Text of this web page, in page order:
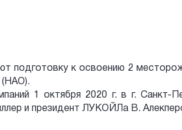
подготовку к освоению 2
(НАО).
1 октября 2020 г. в г. Санкт-
и президент ЛУКОЙЛа В.